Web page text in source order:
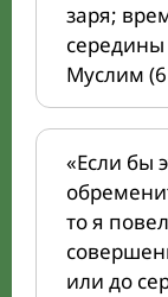
заря;
Муслим
«Если бы
то я
или до